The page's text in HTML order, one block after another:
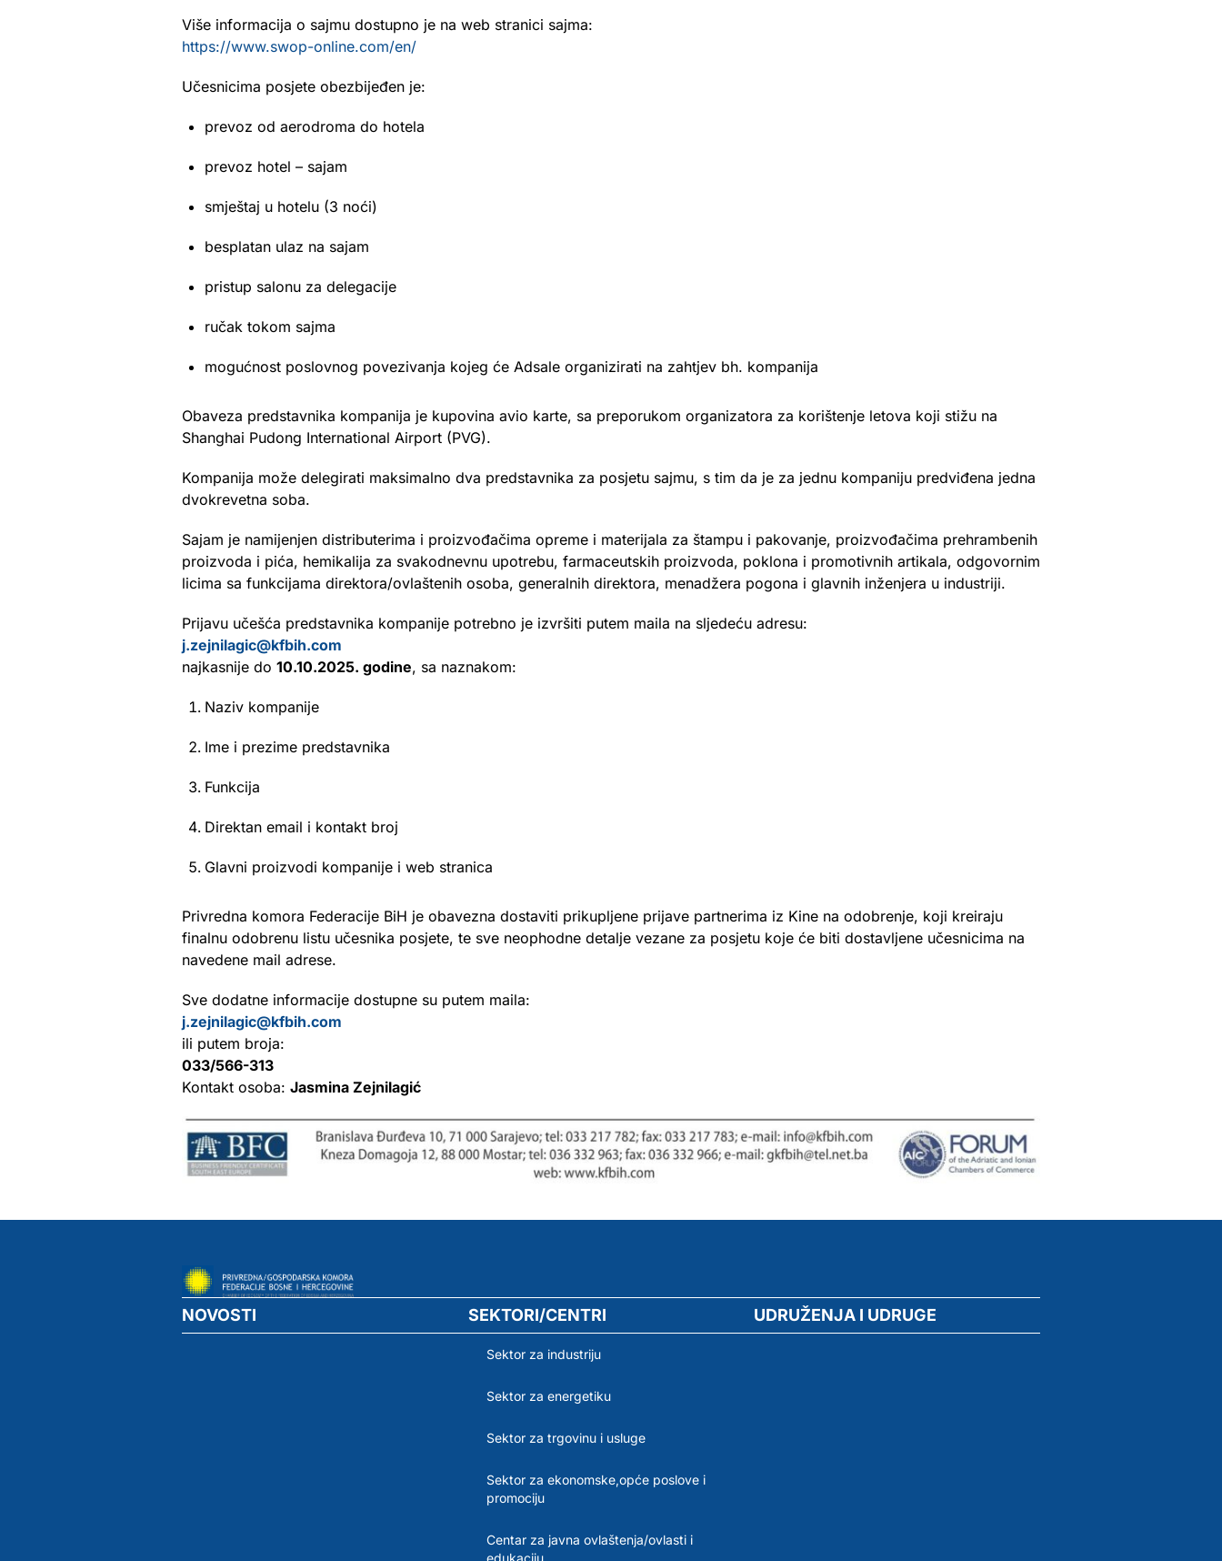
Više informacija o sajmu dostupno je na web stranici sajma:
https://www.swop-online.com/en/
Učesnicima posjete obezbijeđen je:
prevoz od aerodroma do hotela
prevoz hotel – sajam
smještaj u hotelu (3 noći)
besplatan ulaz na sajam
pristup salonu za delegacije
ručak tokom sajma
mogućnost poslovnog povezivanja kojeg će Adsale organizirati na zahtjev bh. kompanija
Obaveza predstavnika kompanija je kupovina avio karte, sa preporukom organizatora za korištenje letova koji stižu na
Shanghai Pudong International Airport (PVG).
Kompanija može delegirati maksimalno dva predstavnika za posjetu sajmu, s tim da je za jednu kompaniju predviđena jedna
dvokrevetna soba.
Sajam je namijenjen distributerima i proizvođačima opreme i materijala za štampu i pakovanje, proizvođačima prehrambenih
proizvoda i pića, hemikalija za svakodnevnu upotrebu, farmaceutskih proizvoda, poklona i promotivnih artikala, odgovornim
licima sa funkcijama direktora/ovlaštenih osoba, generalnih direktora, menadžera pogona i glavnih inženjera u industriji.
Prijavu učešća predstavnika kompanije potrebno je izvršiti putem maila na sljedeću adresu:
j.zejnilagic@kfbih.com
najkasnije do 10.10.2025. godine, sa naznakom:
Naziv kompanije
Ime i prezime predstavnika
Funkcija
Direktan email i kontakt broj
Glavni proizvodi kompanije i web stranica
Privredna komora Federacije BiH je obavezna dostaviti prikupljene prijave partnerima iz Kine na odobrenje, koji kreiraju
finalnu odobrenu listu učesnika posjete, te sve neophodne detalje vezane za posjetu koje će biti dostavljene učesnicima na
navedene mail adrese.
Sve dodatne informacije dostupne su putem maila:
j.zejnilagic@kfbih.com
ili putem broja:
033/566-313
Kontakt osoba: Jasmina Zejnilagić
NOVOSTI SEKTORI/CENTRI
Sektor za industriju
Sektor za energetiku
Sektor za trgovinu i usluge
Sektor za ekonomske,opće poslove i
promociju
Centar za javna ovlaštenja/ovlasti i
edukaciju
UDRUŽENJA I UDRUGE